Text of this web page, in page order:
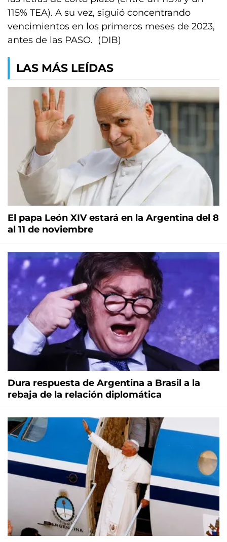
115% TEA). A su vez, siguió concentrando
vencimientos en los primeros meses de 2023,
antes de las PASO. (DIB)
LAS MÁS LEÍDAS
El papa León XIV estará en la Argentina del 8
al 11 de noviembre
Dura respuesta de Argentina a Brasil a la
rebaja de la relación diplomática